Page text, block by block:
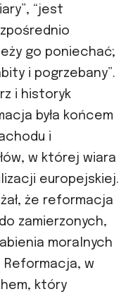
“jest
go poniechać;
i pogrzebany”.
i historyk
była końcem
i
w której wiara
europejskiej.
że reformacja
zamierzonych,
moralnych
Reformacja, w
który